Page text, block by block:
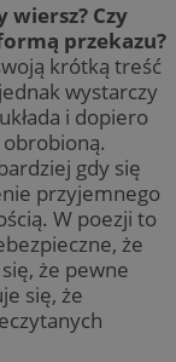
Czy
przekazu?
krótką treść
wystarczy
i dopiero
gdy się
przyjemnego
W poezji to
że
że pewne
się, że